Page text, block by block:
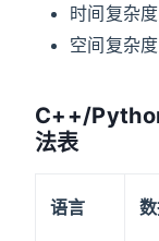
时间复杂度
空间复杂度
C++/
法表
语言